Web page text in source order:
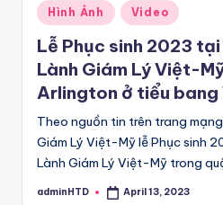
Posted
in
Hình Ảnh Video
Lễ Phục sinh 2023
Lành Giám Lý Việt-
Arlington ở tiểu bang
Theo nguồn tin trên trang
Giám Lý Việt-Mỹ lễ Phục sinh
Lành Giám Lý Việt-Mỹ trong
Posted
adminHTD April 13, 2023